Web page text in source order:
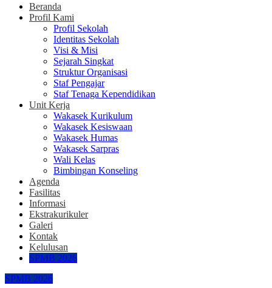
Beranda
Profil Kami
Profil Sekolah
Identitas Sekolah
Visi & Misi
Sejarah Singkat
Struktur Organisasi
Staf Pengajar
Staf Tenaga Kependidikan
Unit Kerja
Wakasek Kurikulum
Wakasek Kesiswaan
Wakasek Humas
Wakasek Sarpras
Wali Kelas
Bimbingan Konseling
Agenda
Fasilitas
Informasi
Ekstrakurikuler
Galeri
Kontak
Kelulusan
SPMB 2026
SPMB 2026